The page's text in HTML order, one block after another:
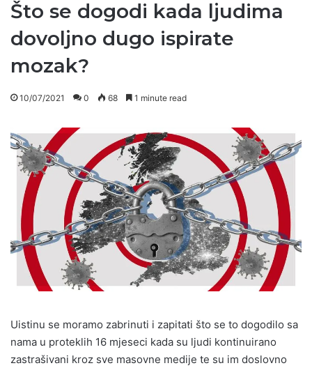
Što se dogodi kada ljudima
dovoljno dugo ispirate
mozak?
10/07/2021 0 68 1 minute read
Uistinu se moramo zabrinuti i zapitati što se to dogodilo sa
nama u proteklih 16 mjeseci kada su ljudi kontinuirano
zastrašivani kroz sve masovne medije te su im doslovno